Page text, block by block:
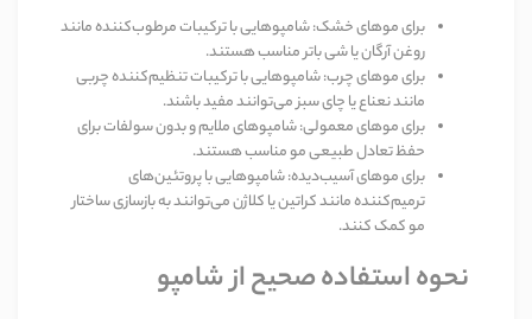
برای موهای خشک:شامپوهایی با ترکیبات مرطوب‌کننده مانند
روغن آرگان یا شی باتر مناسب هستند.
برای موهای چرب:شامپوهایی با ترکیبات تنظیم‌کننده چربی
مانند نعناع یا چای سبز می‌توانند مفید باشند.
برای موهای معمولی:شامپوهای ملایم و بدون سولفات برای
حفظ تعادل طبیعی مو مناسب هستند.
برای موهای آسیب‌دیده:شامپوهایی با پروتئین‌های
ترمیم‌کننده مانند کراتین یا کلاژن می‌توانند به بازسازی ساختار
مو کمک کنند.
نحوه استفاده صحیح از شامپو